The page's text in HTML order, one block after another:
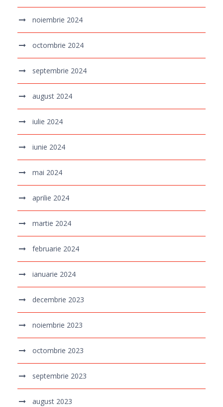
noiembrie 2024
octombrie 2024
septembrie 2024
august 2024
iulie 2024
iunie 2024
mai 2024
aprilie 2024
martie 2024
februarie 2024
ianuarie 2024
decembrie 2023
noiembrie 2023
octombrie 2023
septembrie 2023
august 2023